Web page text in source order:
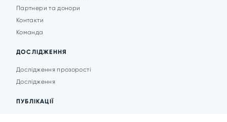
Партнери та донори
Контакти
Команда
ДОСЛІДЖЕННЯ
Дослідження прозорості
Дослідження
ПУБЛІКАЦІЇ